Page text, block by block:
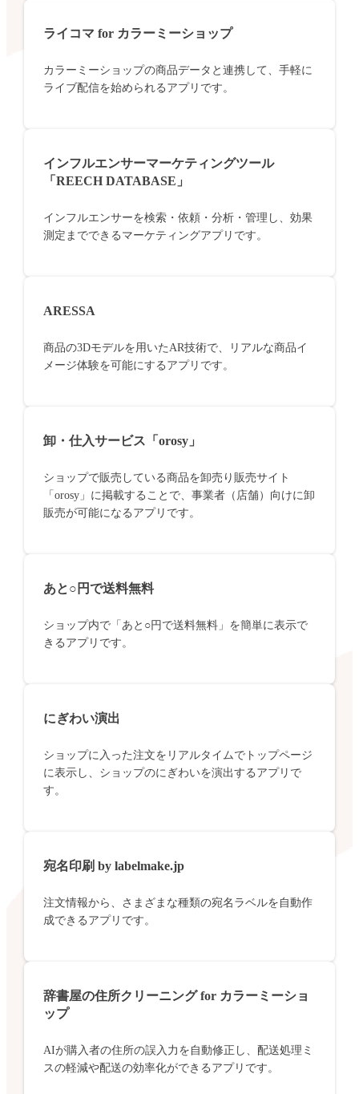
ライコマ for カラーミーショップ
カラーミーショップの商品データと連携して、手軽に
ライブ配信を始められるアプリです。
インフルエンサーマーケティングツール
「REECH DATABASE」
インフルエンサーを検索・依頼・分析・管理し、効果
測定までできるマーケティングアプリです。
ARESSA
商品の3Dモデルを用いたAR技術で、リアルな商品イ
メージ体験を可能にするアプリです。
卸・仕入サービス「orosy」
ショップで販売している商品を卸売り販売サイト
「orosy」に掲載することで、事業者（店舗）向けに卸
販売が可能になるアプリです。
あと○円で送料無料
ショップ内で「あと○円で送料無料」を簡単に表示で
きるアプリです。
にぎわい演出
ショップに入った注文をリアルタイムでトップページ
に表示し、ショップのにぎわいを演出するアプリで
す。
宛名印刷 by labelmake.jp
注文情報から、さまざまな種類の宛名ラベルを自動作
成できるアプリです。
辞書屋の住所クリーニング for カラーミーショ
ップ
AIが購入者の住所の誤入力を自動修正し、配送処理ミ
スの軽減や配送の効率化ができるアプリです。